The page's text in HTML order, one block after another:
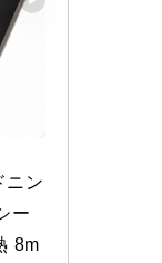
ニン
ー
8m